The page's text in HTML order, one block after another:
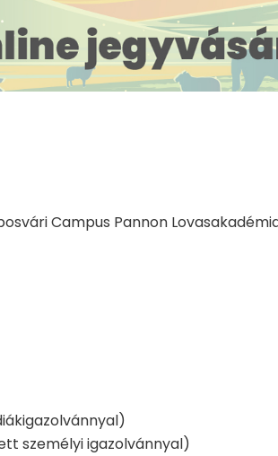
Campus Pannon
személyi igazolvánnyal)